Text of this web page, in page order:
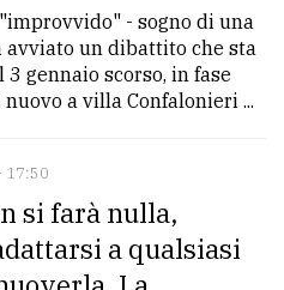
- sogno di una
un dibattito che sta
gennaio scorso, in fase
a villa Confalonieri ...
17:50
si farà nulla,
a qualsiasi